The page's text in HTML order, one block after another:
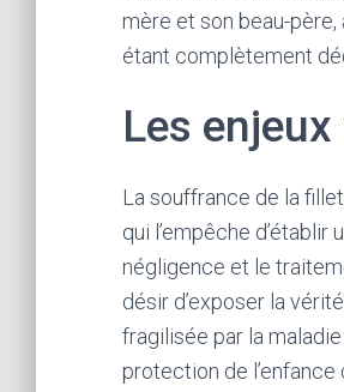
mère et son beau-père,
étant complètement
Les
La souffrance de la
qui l’empêche
négligence et le
désir d’exposer la
fragilisée par la
protection de